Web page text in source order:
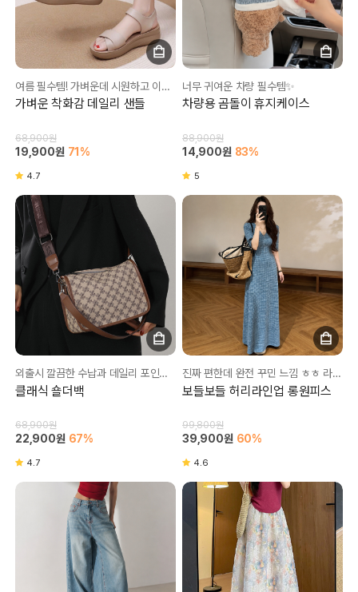
여름 필수템! 가벼운데 시원하고 이쁘기까지💛
가벼운 착화감 데일리 샌들
68,900원
19,900원 71%
4.7
너무 귀여운 차량 필수템✨
차량용 곰돌이 휴지케이스
88,900원
14,900원 83%
5
외출시 깔끔한 수납과 데일리 포인트로 너무 좋아요❤
클래식 숄더백
68,900원
22,900원 67%
4.7
진짜 편한데 완전 꾸민 느낌 ㅎㅎ 라인도 잡아줘서 너무 좋아요💚
보들보들 허리라인업 롱원피스
99,800원
39,900원 60%
4.6